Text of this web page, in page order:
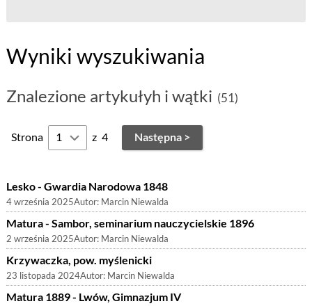
Wyniki wyszukiwania
Znalezione artykułyh i wątki (51)
Strona z 4 Następna >
Lesko - Gwardia Narodowa 1848
4 września 2025Autor: Marcin Niewalda
Matura - Sambor, seminarium nauczycielskie 1896
2 września 2025Autor: Marcin Niewalda
Krzywaczka, pow. myślenicki
23 listopada 2024Autor: Marcin Niewalda
Matura 1889 - Lwów, Gimnazjum IV